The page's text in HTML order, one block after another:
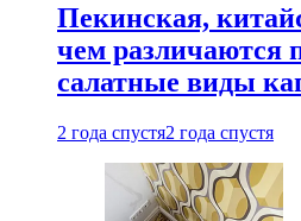
Пекинская,
чем различаются
салатные виды
2 года спустя2 года спустя